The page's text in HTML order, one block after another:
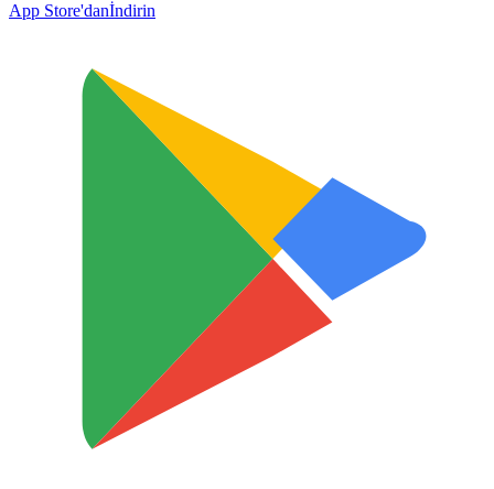
App Store'danİndirin